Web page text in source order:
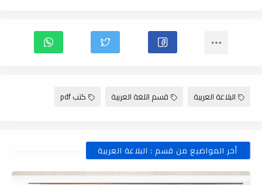
البلاغة العربية قسم اللغة العربية كتب pdf
أخر المواضيع من قسم : البلاغة العربية